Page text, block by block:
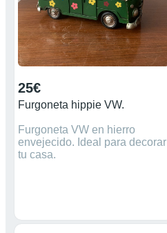
25€
Furgoneta hippie VW.
Furgoneta VW en hierro
envejecido. Ideal para decorar
tu casa.